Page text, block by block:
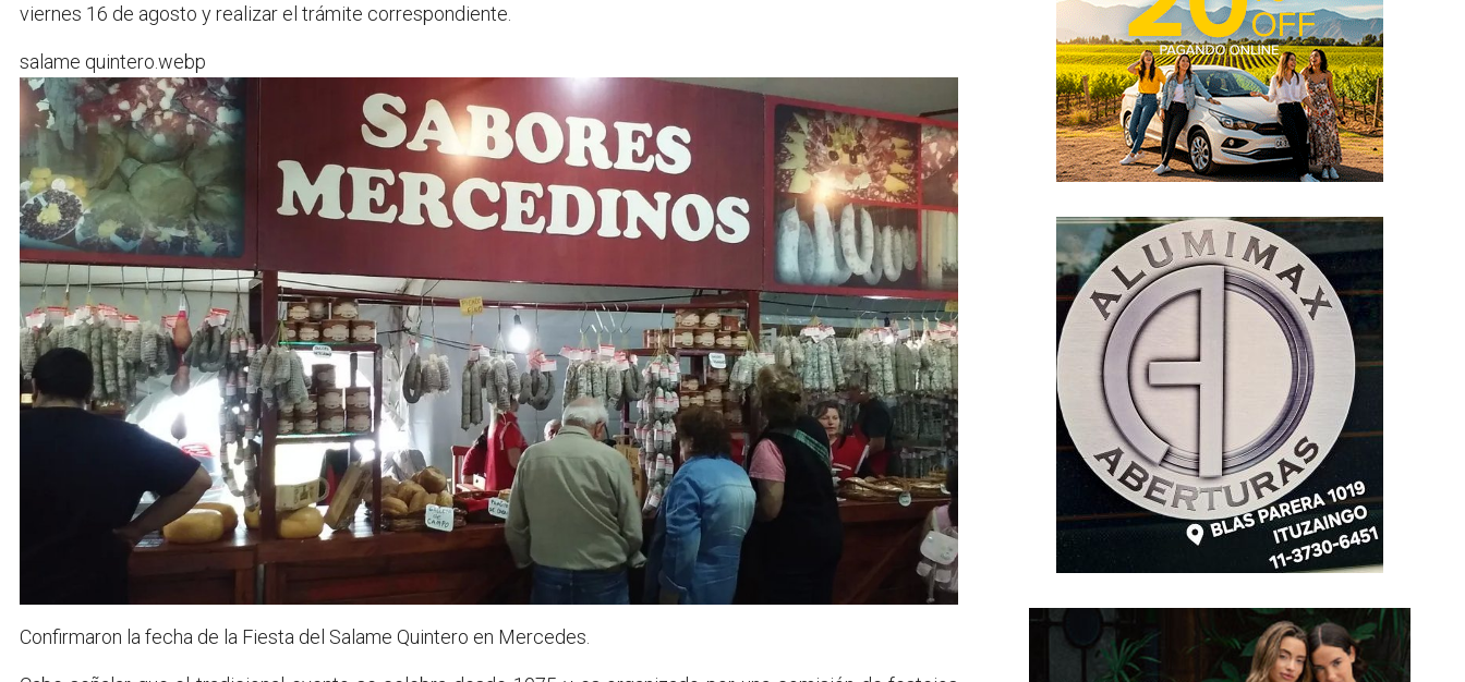
viernes 16 de agosto y realizar el trámite correspondiente.
salame quintero.webp
Confirmaron la fecha de la Fiesta del Salame Quintero en Mercedes.